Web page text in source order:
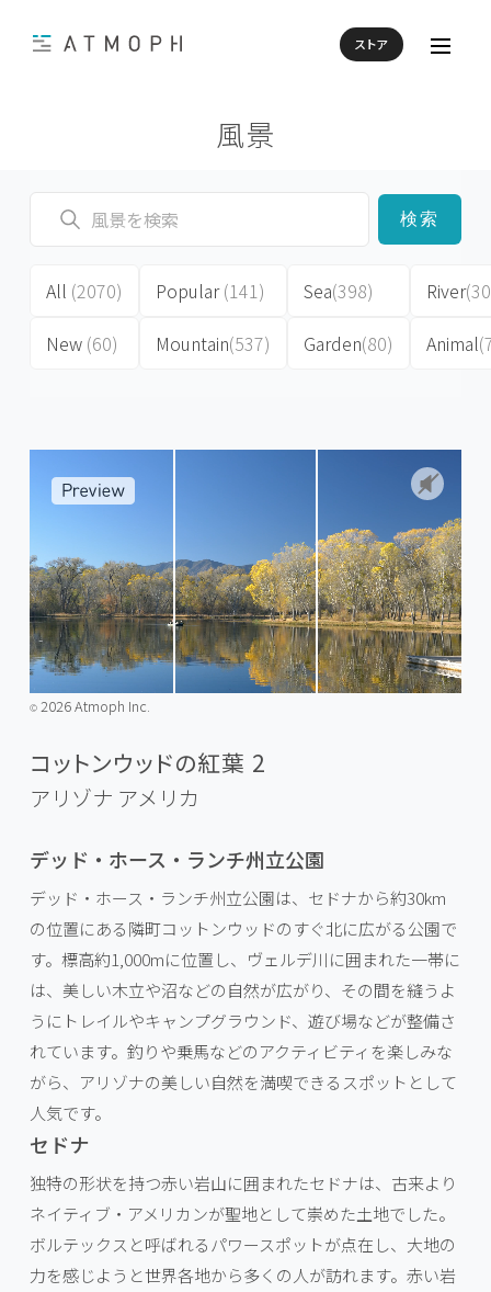
ストア
風景
検索
All (2070)
New (60)
Popular(141)
Mountain(537)
Sea(398)
Garden(80)
River
Animal
©️2026 Atmoph Inc.
コットンウッドの紅葉 2
アリゾナ アメリカ
デッド・ホース・ランチ州立公園
デッド・ホース・ランチ州立公園は、セドナから約30km
の位置にある隣町コットンウッドのすぐ北に広がる公園で
す。標高約1,000mに位置し、ヴェルデ川に囲まれた一帯に
は、美しい木立や沼などの自然が広がり、その間を縫うよ
うにトレイルやキャンプグラウンド、遊び場などが整備さ
れています。釣りや乗馬などのアクティビティを楽しみな
がら、アリゾナの美しい自然を満喫できるスポットとして
人気です。
セドナ
独特の形状を持つ赤い岩山に囲まれたセドナは、古来より
ネイティブ・アメリカンが聖地として崇めた土地でした。
ボルテックスと呼ばれるパワースポットが点在し、大地の
力を感じようと世界各地から多くの人が訪れます。赤い岩